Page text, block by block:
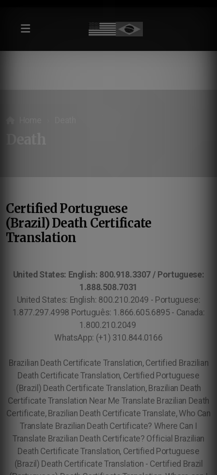
Certified Portuguese
(Brazil)Death Certificate
Translation
United States: English: 800.918.3307 / Portuguese:
1.888.508.7031
United States: English: 800.210.2049 - Portuguese:
1.877.297.4998 Português: 1.866.605.6895 - Canada:
1.800.210.2049
WhatsApp: (+1) 310.844.0166
Brazilian Death Certificate Translation, Certified Brazilian
Death Certificate Translation, Certified Portuguese
(Brazil) Death Certificate Translation, Brazilian Death
Certificate Translation Near Me Translate Brazilian Death
Certificate, Brazilian Death Certificate Translate, Who Can
Translate Brazilian Death Certificate? Where Can I
Translate Brazilian Death Certificate? Official Brazilian
Death Certificate Translation, Certified Portuguese
(Brazil) Death Certificate Translation - Certified Brazil